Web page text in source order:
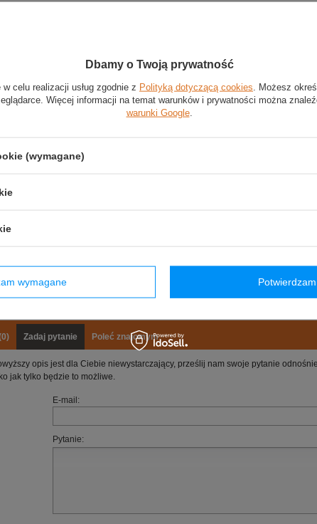
bawełna, 40% poliester
polo z nowej kolekcji Scuderia Ferrari F1
wykonana na Grand Prix Chin
Materiał:
Inny
Płeć: Unisex
Zadaj pytanie Poleć znajomym
opis jest dla Ciebie niewystarczający, prześlij nam swoje pytanie
jak tylko będzie to możliwe.
E-mail:
Pytanie:
Dbamy o Twoją prywatność
celu realizacji usług zgodnie z Polityką dotyczącą cookies . Możesz
Więcej informacji na temat warunków i prywatności można
warunki Google.
(wymagane)
wymagane